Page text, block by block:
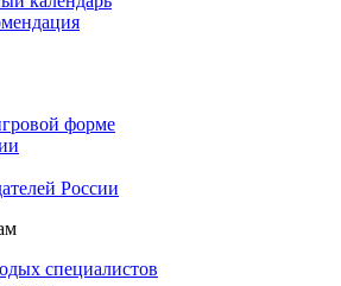
форме
России
специалистов